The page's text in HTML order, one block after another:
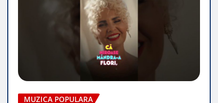
MUZICA POPULARA